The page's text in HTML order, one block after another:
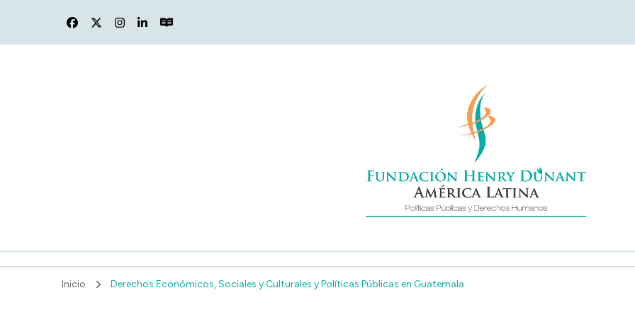
Fundación Henry
América Latina
Inicio Derechos Económicos, Sociales y Culturales y Políticas Públicas en Guatemala